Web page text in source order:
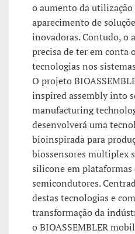
o aumento da utilização
aparecimento de
inovadoras. Contudo, o
precisa de ter em conta
tecnologias nos
O projeto
inspired assembly into
manufacturing
desenvolverá uma
bioinspirada para
biossensores multiplex
silicone em plataformas
semicondutores.
destas tecnologias e
transformação da
o BIOASSEMBLER